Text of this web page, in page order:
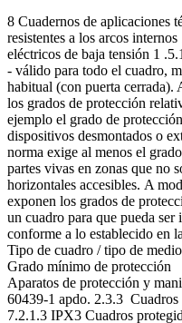
8 Cuadernos de aplicaciones
resistentes a los arcos
eléctricos de baja tensión 1
- válido para todo el cuadro,
habitual (con puerta cerrada).
los grados de protección
ejemplo el grado de
dispositivos desmontados o
norma exige al menos el
partes vivas en zonas que no
horizontales accesibles. A
exponen los grados de
un cuadro para que pueda
conforme a lo establecido en
Tipo de cuadro / tipo de
Grado mínimo de protección
Aparatos de protección y
60439-1 apdo. 2.3.3
7.2.1.3 IPX3 Cuadros